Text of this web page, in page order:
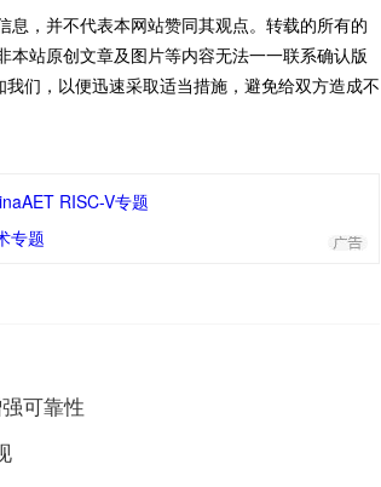
，并不代表本网站赞同其观点。转载的所有的
站原创文章及图片等内容无法一一联系确认版
们，以便迅速采取适当措施，避免给双方造成不
RISC-V专题
专题
可靠性